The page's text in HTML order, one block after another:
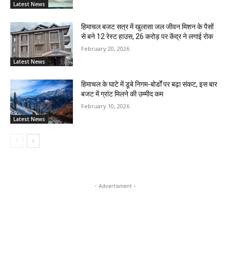
Latest News
Latest News
हिमाचल बजट सत्र में खुलासा जल जीवन मिशन के पैसों
से बने 12 रेस्ट हाउस, 26 करोड़ पर केंद्र ने लगाई रोक
February 20, 2026
Latest News
हिमाचल के घाटे में डूबे निगम-बोर्डों पर बढ़ा संकट, इस बार
बजट में ग्रांट मिलने की उम्मीद कम
February 10, 2026
- Advertisment -